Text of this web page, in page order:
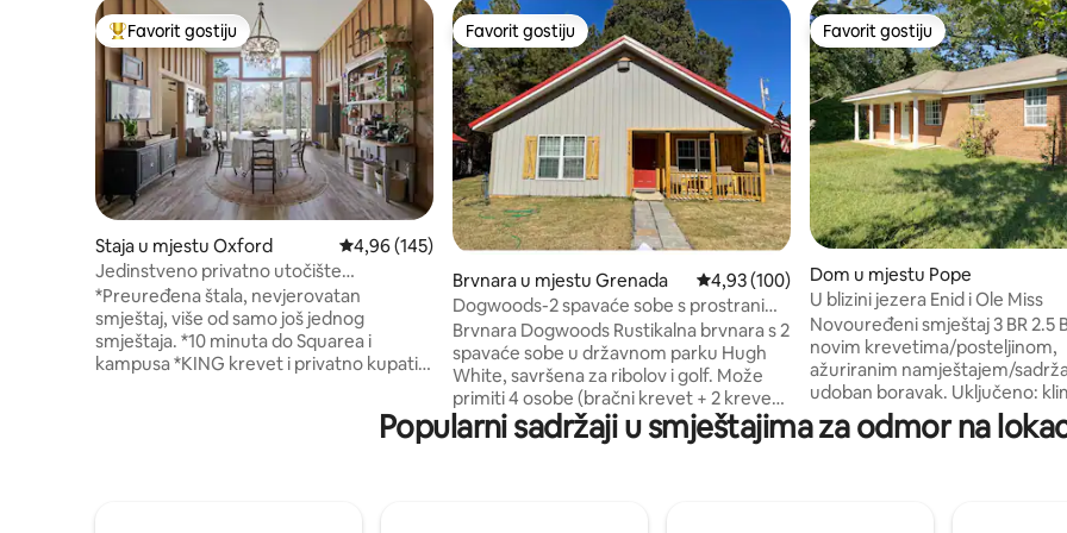
Glavni favorit gostiju
Favorit gostiju
Staja u mjestu Oxford Prosječna ocjena: 4,96 od 5, recenzija: 145
4,96 (145)
Jedinstveno privatno utočište
Barndominium
*Preuređena štala, nevjerovatan
smještaj, više od samo još jednog
smještaja. *10 minuta do Squarea i
kampusa *KING krevet i privatno kupatilo
KREVETOM *Wi-Fi *Parking *Opremljena
Favorit gostiju
Favorit gostiju
Brvnara u mjestu Grenada Prosječna ocjena: 4,93 od 5, recenzija: 100
4,93 (100)
Dogwoods-2 spavaće sobe s prostranim
parkingom
Brvnara Dogwoods Rustikalna brvnara s 2
spavaće sobe u državnom parku Hugh
White, savršena za ribolov i golf. Može
primiti 4 osobe (bračni krevet + 2 kreveta
za jednu osobu). Uživajte u novom
ognjištu, sjenici i vanjskom roštilju nakon
Favorit gostiju
Favorit gostiju
Dom u mjestu Pope
U blizini jezera Enid i Ole Miss
Novouređeni smještaj 3 BR 2.5
novim krevetima/posteljinom,
ažuriranim namještajem/
udoban boravak. Uključeno:
uređaj/grijanje, Wi-Fi, mašina za
pranje/sušenje veša, pegla i
Odlična lokacija nedaleko od I-
Popularni sadržaji u smještajima za odmor na